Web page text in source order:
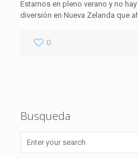
Estamos en pleno verano y no
diversión en Nueva Zelanda que
0
Busqueda